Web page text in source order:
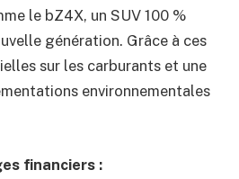
le bZ4X, un SUV 100 %
génération. Grâce à ces
sur les carburants et une
environnementales
financiers :